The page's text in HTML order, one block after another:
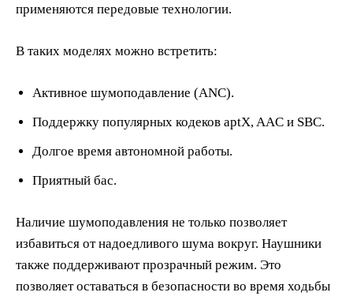
применяются передовые технологии.
В таких моделях можно встретить:
Активное шумоподавление (ANC).
Поддержку популярных кодеков aptX, AAC и SBC.
Долгое время автономной работы.
Приятный бас.
Наличие шумоподавления не только позволяет
избавиться от надоедливого шума вокруг. Наушники
также поддерживают прозрачный режим. Это
позволяет оставаться в безопасности во время ходьбы